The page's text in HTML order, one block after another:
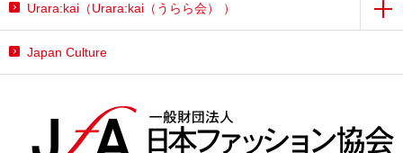
Urara:kai（Urara:kai（うらら会） ）
Japan Culture